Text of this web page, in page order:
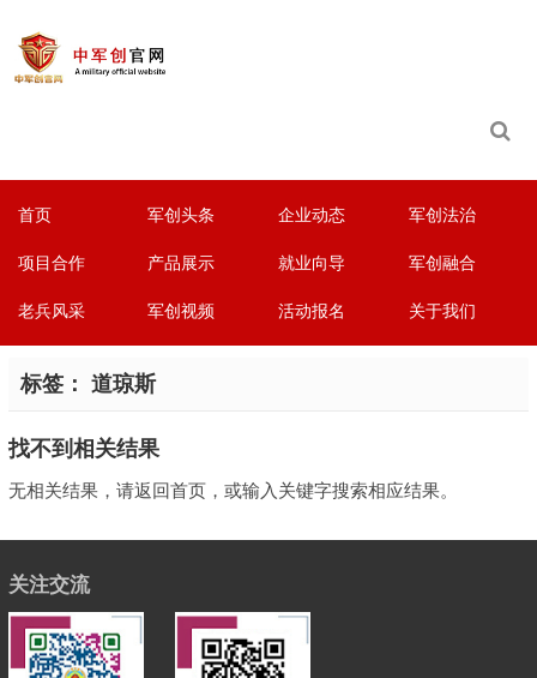
首页 军创头条 企业动态 军创法治
项目合作 产品展示 就业向导 军创融合
老兵风采 军创视频 活动报名 关于我们
标签： 道琼斯
找不到相关结果
无相关结果，请返回首页，或输入关键字搜索相应结果。
关注交流